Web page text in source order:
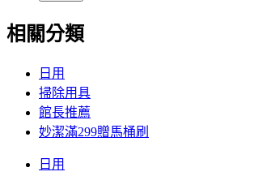
相關分類
日用
掃除用具
館長推薦
妙潔滿299贈馬桶刷
日用